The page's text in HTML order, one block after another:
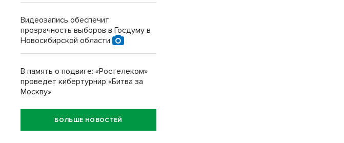
Видеозапись обеспечит
прозрачность выборов в Госдуму в
Новосибирской области
В память о подвиге: «Ростелеком»
проведет кибертурнир «Битва за
Москву»
БОЛЬШЕ НОВОСТЕЙ